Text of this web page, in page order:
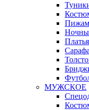
Платья
МУЖСКОЕ